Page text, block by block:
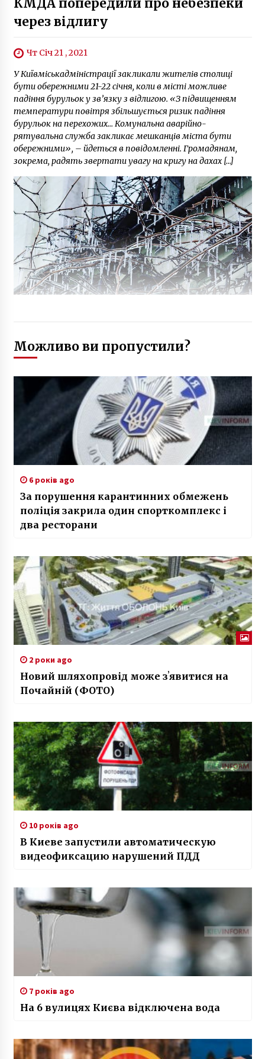
КМДА попередили про небезпеки
через відлигу
Чт Січ 21 , 2021
У Київміськадміністрації закликали жителів столиці
бути обережними 21-22 січня, коли в місті можливе
падіння бурульок у зв’язку з відлигою. «З підвищенням
температури повітря збільшується ризик падіння
бурульок на перехожих… Комунальна аварійно-
рятувальна служба закликає мешканців міста бути
обережними», – йдеться в повідомленні. Громадянам,
зокрема, радять звертати увагу на кригу на дахах […]
Можливо ви пропустили?
6 років ago
За порушення карантинних обмежень
поліція закрила один спорткомплекс і
два ресторани
2 роки ago
Новий шляхопровід може зʼявитися на
Почайній (ФОТО)
10 років ago
В Киеве запустили автоматическую
видеофиксацию нарушений ПДД
7 років ago
На 6 вулицях Києва відключена вода